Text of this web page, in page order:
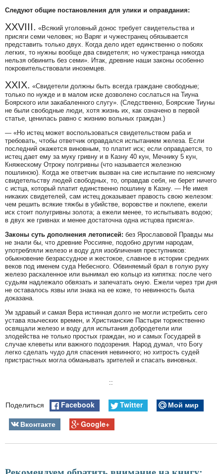
Следуют общие постановления для улики и оправдания:
XXVIII. «Всякий уголовный донос требует свидетельства и
присяги семи человек; но Варяг и чужестранец обязывается
представить только двух. Когда дело идет единственно о побоях
легких, то нужны вообще два свидетеля; но чужестранца никогда
нельзя обвинить без семи».
Итак, древние наши законы особенно
покровительствовали иноземцев.
XXIX. «Свидетели должны быть всегда граждане свободные;
только по нужде и в малом иске дозволено сослаться на Тиуна
Боярского или закабаленного слугу». (Следственно, Боярские Тиуны
не были свободные люди, хотя жизнь их, как означено в первой
статье, ценилась равно с жизнию вольных граждан.)
— «Но истец может воспользоваться свидетельством раба и
требовать, чтобы ответчик оправдался испытанием железа. Если
последний окажется виновным, то платит иск; если оправдается, то
истец дает ему за муку гривну и в Казну 40 кун, Мечнику 5 кун,
Княжескому Отроку полгривны (что называется железною
пошлиною). Когда же ответчик вызван на сие испытание по неясному
свидетельству людей свободных, то, оправдав себя, не берет ничего
с истца, который платит единственно пошлину в Казну. — Не имея
никаких свидетелей, сам истец доказывает правость свою железом:
чем решить всякие тяжбы в убийстве, воровстве и поклепе, ежели
иск стоит полугривны золота; а ежели менее, то испытывать водою;
в двух же гривнах и менее достаточна одна истцова присяга».
Законы суть дополнения летописей: без Ярославовой Правды мы
не знали бы, что древние Россияне, подобно другим народам,
употребляли железо и воду для изобличения преступников:
обыкновение безрассудное и жестокое, славное в истории средних
веков под именем суда Небесного. Обвиняемый брал в голую руку
железо раскаленное или вынимал ею кольцо из кипятка: после чего
судьям надлежало обвязать и запечатать оную. Ежели через три дня
не оставалось язвы или знака на ее коже, то невинность была
доказана.
Ум здравый и самая Вера истинная долго не могли истребить сего
устава языческих времен, и Христианские Пастыри торжественно
освящали железо и воду для испытания добродетели или
злодейства не только простых граждан, но и самых Государей в
случае клеветы или важного подозрения. Народ думал, что Богу
легко сделать чудо для спасения невинного; но хитрость судей
пристрастных могла обманывать зрителей и спасать виновных.
::
Поделиться Facebook Twitter
Мой мир
Вконтакте
Google+